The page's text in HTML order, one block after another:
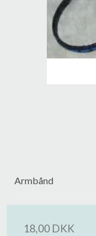
Armbånd
18,00 DKK